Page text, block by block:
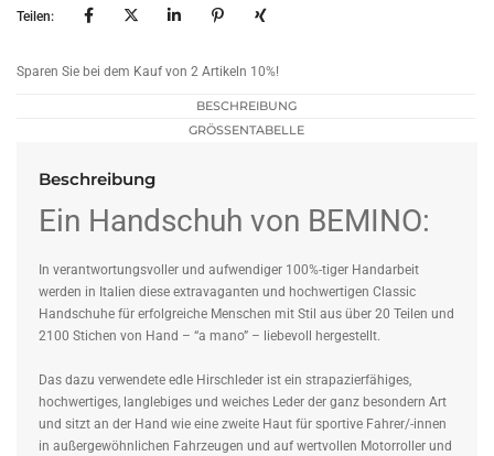
Teilen:
Sparen Sie bei dem Kauf von 2 Artikeln 10%!
BESCHREIBUNG
GRÖSSENTABELLE
Beschreibung
Ein Handschuh von BEMINO:
In verantwortungsvoller und aufwendiger 100%-tiger Handarbeit
werden in Italien diese extravaganten und hochwertigen Classic
Handschuhe für erfolgreiche Menschen mit Stil aus über 20 Teilen und
2100 Stichen von Hand – “a mano” – liebevoll hergestellt.
Das dazu verwendete edle Hirschleder ist ein strapazierfähiges,
hochwertiges, langlebiges und weiches Leder der ganz besondern Art
und sitzt an der Hand wie eine zweite Haut für sportive Fahrer/-innen
in außergewöhnlichen Fahrzeugen und auf wertvollen Motorroller und